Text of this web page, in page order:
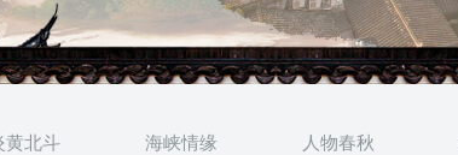
黄北斗 海峡情缘 人物春秋